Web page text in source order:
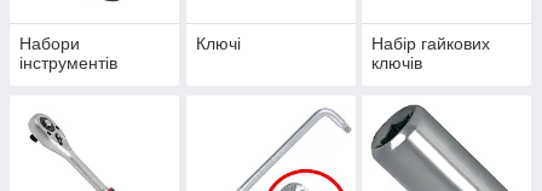
Набори
інструментів
Ключі
Набір гайкових
ключів